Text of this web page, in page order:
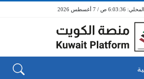
6:03:36 ص / 7 أغسطس 2026